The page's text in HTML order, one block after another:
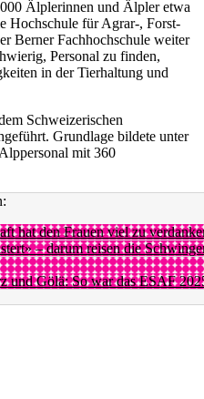
Älplerinnen und Älpler etwa
Hochschule für Agrar-, Forst-
Berner Fachhochschule weiter
Personal zu finden,
in der Tierhaltung und
Schweizerischen
Grundlage bildete unter
mit 360
hat den Frauen viel zu
– darum reisen die
und Gölä: So war das ESAF